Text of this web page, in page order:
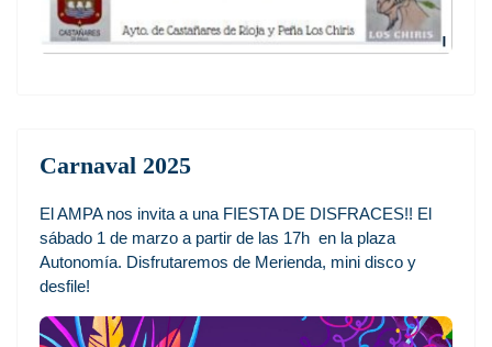
Carnaval 2025
El AMPA nos invita a una FIESTA DE DISFRACES!! El
sábado 1 de marzo a partir de las 17h en la plaza
Autonomía. Disfrutaremos de Merienda, mini disco y
desfile!